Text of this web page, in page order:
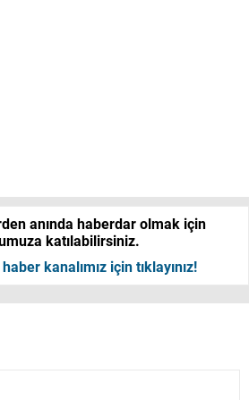
anında haberdar olmak için
katılabilirsiniz.
kanalımız için tıklayınız!